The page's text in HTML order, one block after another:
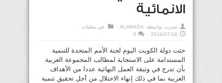
الانمائية
نشرت بواسطة: ALHAKEA في محليات
2014/07/16
0
حثت دولة الكويت اليوم لجنة الأمم المتحدة للتنمية
المستدامة على الاستجابة لمطالب المجموعة العربية
بأن تدرج في وثيقة العمل النهائية عددا من الأهداف
العربية بما في ذلك إنهاء الاحتلال من أجل تحقيق تنمية